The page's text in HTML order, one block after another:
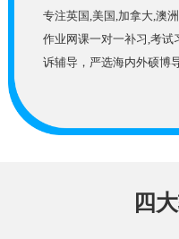
专注英国,美国,加拿大,澳
作业网课一对一补习,考试
诉辅导，严选海内外硕博
四